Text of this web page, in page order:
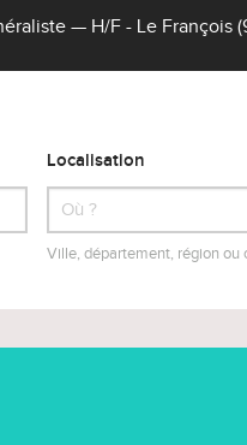
— H/F - Le François
Localisation
Ville, département, région ou